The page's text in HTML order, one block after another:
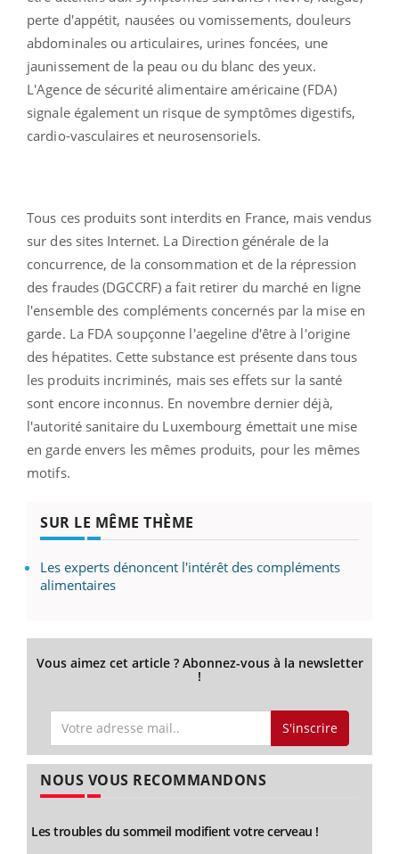
perte d'appétit, nausées ou vomissements, douleurs
abdominales ou articulaires, urines foncées, une
jaunissement de la peau ou du blanc des yeux.
L'Agence de sécurité alimentaire américaine (FDA)
signale également un risque de symptômes digestifs,
cardio-vasculaires et neurosensoriels.
Tous ces produits sont interdits en France, mais vendus
sur des sites Internet. La Direction générale de la
concurrence, de la consommation et de la répression
des fraudes (DGCCRF) a fait retirer du marché en ligne
l'ensemble des compléments concernés par la mise en
garde. La FDA soupçonne l'aegeline d'être à l'origine
des hépatites. Cette substance est présente dans tous
les produits incriminés, mais ses effets sur la santé
sont encore inconnus. En novembre dernier déjà,
l'autorité sanitaire du Luxembourg émettait une mise
en garde envers les mêmes produits, pour les mêmes
motifs.
SUR LE MÊME THÈME
Les experts dénoncent l'intérêt des compléments
alimentaires
Vous aimez cet article ? Abonnez-vous à la newsletter
!
S'inscrire
NOUS VOUS RECOMMANDONS
Les troubles du sommeil modifient votre cerveau !